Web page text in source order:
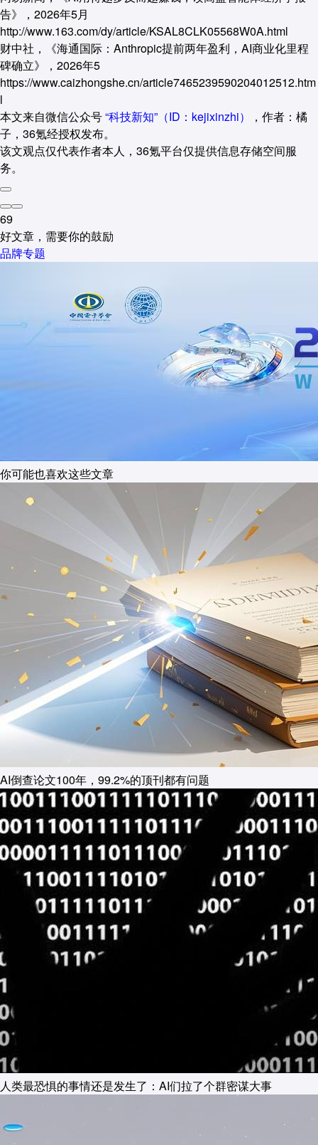
告》，2026年5月
http://www.163.com/dy/article/KSAL8CLK05568W0A.html
财中社，《海通国际：Anthropic提前两年盈利，AI商业化里程
碑确立》，2026年5
https://www.caizhongshe.cn/article7465239590204012512.htm
l
本文来自微信公众号“科技新知”（ID：kejixinzhi）
，作者：橘
子，36氪经授权发布。
该文观点仅代表作者本人，36氪平台仅提供信息存储空间服
务。
69
好文章，需要你的鼓励
品牌专题
你可能也喜欢这些文章
AI倒查论文100年，99.2%的顶刊都有问题
人类最恐惧的事情还是发生了：AI们拉了个群密谋大事